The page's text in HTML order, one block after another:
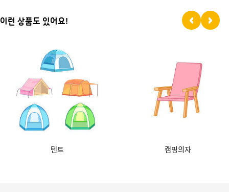
이런 상품도 있어요!
텐트 캠핑의자